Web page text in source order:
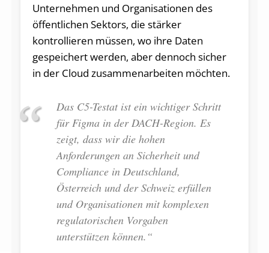
Unternehmen und Organisationen des
öffentlichen Sektors, die stärker
kontrollieren müssen, wo ihre Daten
gespeichert werden, aber dennoch sicher
in der Cloud zusammenarbeiten möchten.
Das C5-Testat ist ein wichtiger Schritt
für Figma in der DACH-Region. Es
zeigt, dass wir die hohen
Anforderungen an Sicherheit und
Compliance in Deutschland,
Österreich und der Schweiz erfüllen
und Organisationen mit komplexen
regulatorischen Vorgaben
unterstützen können.“